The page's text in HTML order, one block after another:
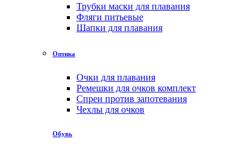
Трубки маски для плавания
Фляги питьевые
Шапки для плавания
Оптика
Очки для плавания
Ремешки для очков комплект
Спреи против запотевания
Чехлы для очков
Обувь